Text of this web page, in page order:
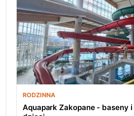
RODZINNA
Aquapark Zakopane - baseny